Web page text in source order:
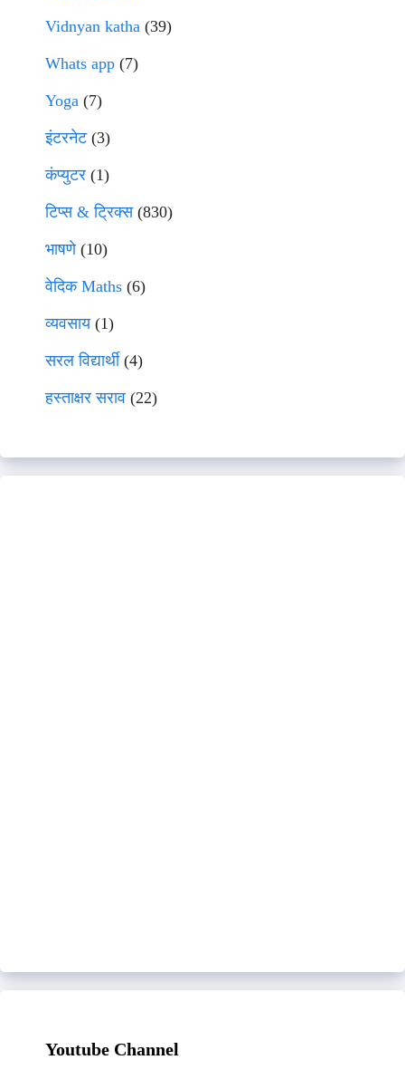
Vidnyan katha (39)
Whats app (7)
Yoga (7)
इंटरनेट(3)
कंप्युटर (1)
टिप्स & ट्रिक्स(830)
भाषणे(10)
वेदिक Maths (6)
व्यवसाय(1)
सरल विद्यार्थी(4)
हस्ताक्षर सराव (22)
Youtube Channel